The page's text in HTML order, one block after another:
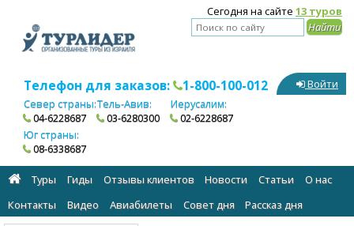
Сегодня на сайте 13 туров
Телефон для заказов: 1-800-100-012
Север страны:
04-6228687
Тель-Авив:
03-6280300
Иерусалим:
02-6228687
Юг страны:
08-6338687
Войти
Туры Гиды Отзывы клиентов Новости Статьи
О нас
Контакты
Видео Авиабилеты Cовет дня Рассказ дня